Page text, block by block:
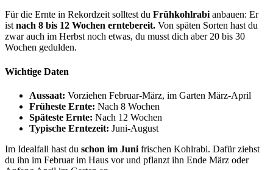
Für die Ernte in Rekordzeit solltest du Frühkohlrabi anbauen: Er
ist nach 8 bis 12 Wochen erntebereit. Von späten Sorten hast du
zwar auch im Herbst noch etwas, du musst dich aber 20 bis 30
Wochen gedulden.
Wichtige Daten
Aussaat: Vorziehen Februar-März, im Garten März-April
Früheste Ernte: Nach 8 Wochen
Späteste Ernte: Nach 12 Wochen
Typische Erntezeit: Juni-August
Im Idealfall hast du schon im Juni frischen Kohlrabi. Dafür ziehst
du ihn im Februar im Haus vor und pflanzt ihn Ende März oder